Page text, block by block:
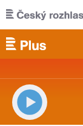
Přejít k hlavnímu